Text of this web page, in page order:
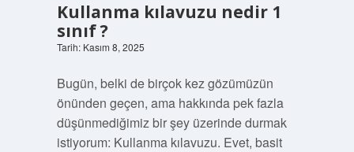
Kullanma kılavuzu nedir 1
sınıf ?
Tarih: Kasım 8, 2025
Bugün, belki de birçok kez gözümüzün
önünden geçen, ama hakkında pek fazla
düşünmediğimiz bir şey üzerinde durmak
istiyorum: Kullanma kılavuzu. Evet, basit